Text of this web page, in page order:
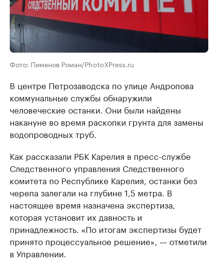
Фото: Пименов Роман/PhotoXPress.ru
В центре Петрозаводска по улице Андропова
коммунальные службы обнаружили
человеческие останки. Они были найдены
накануне во время раскопки грунта для замены
водопроводных труб.
Как рассказали РБК Карелия в пресс-службе
Следственного управления Следственного
комитета по Республике Карелия, останки без
черепа залегали на глубине 1,5 метра. В
настоящее время назначена экспертиза,
которая установит их давность и
принадлежность. «По итогам экспертизы будет
принято процессуальное решение», — отметили
в Управлении.